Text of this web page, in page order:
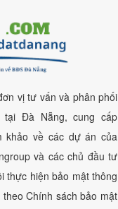
vị tư vấn và phân phối
tại Đà Nẵng, cung cấp
khảo về các dự án của
và các chủ đầu tư
thực hiện bảo mật thông
Chính sách bảo mật